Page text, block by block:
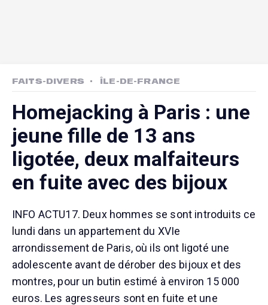
FAITS-DIVERS ÎLE-DE-FRANCE
Homejacking à Paris : une
jeune fille de 13 ans
ligotée, deux malfaiteurs
en fuite avec des bijoux
INFO ACTU17. Deux hommes se sont introduits ce
lundi dans un appartement du XVIe
arrondissement de Paris, où ils ont ligoté une
adolescente avant de dérober des bijoux et des
montres, pour un butin estimé à environ 15 000
euros. Les agresseurs sont en fuite et une